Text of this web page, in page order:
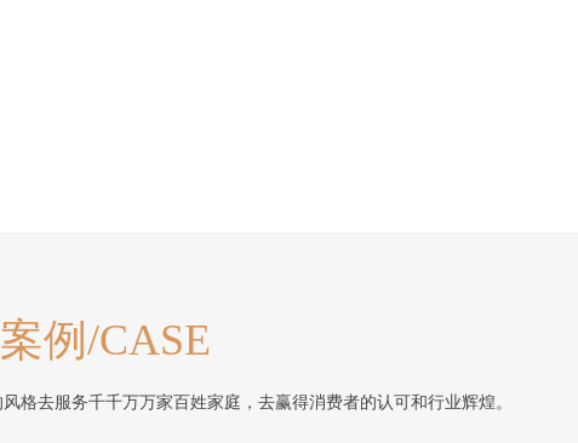
案例/CASE
格去服务千千万万家百姓家庭，去赢得消费者的认可和行业辉煌。